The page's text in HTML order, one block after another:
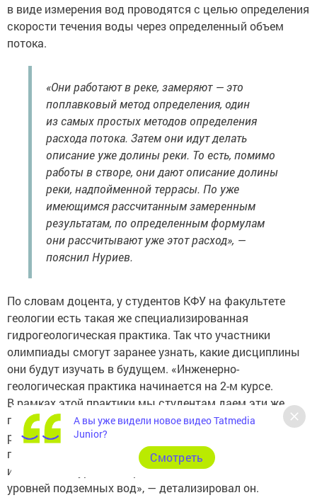
в виде измерения вод проводятся с целью определения
скорости течения воды через определенный объем
потока.
«Они работают в реке, замеряют — это
поплавковый метод определения, один
из самых простых методов определения
расхода потока. Затем они идут делать
описание уже долины реки. То есть, помимо
работы в створе, они дают описание долины
реки, надпойменной террасы. По уже
имеющимся рассчитанным замеренным
результатам, по определенным формулам
они рассчитывают уже этот расход», —
пояснил Нуриев.
По словам доцента, у студентов КФУ на факультете
геологии есть такая же специализированная
гидрогеологическая практика. Так что участники
олимпиады смогут заранее узнать, какие дисциплины
они будут изучать в будущем. «Инженерно-
геологическая практика начинается на 2-м курсе.
В рамках этой практики мы студентам даем эти же
гидрометрические измерения. На основании вот этих
расчетов расхода воды можно определять расход
потока, может спрогнозировать повышения
и понижения уровней в реках, повышение и понижение
уровней подземных вод», — детализировал он.
А вы уже видели новое видео Tatmedia
Junior?
Cмотреть